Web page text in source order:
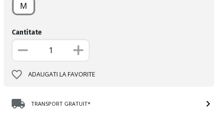
M
Cantitate
ADAUGATI LA FAVORITE
TRANSPORT GRATUIT*